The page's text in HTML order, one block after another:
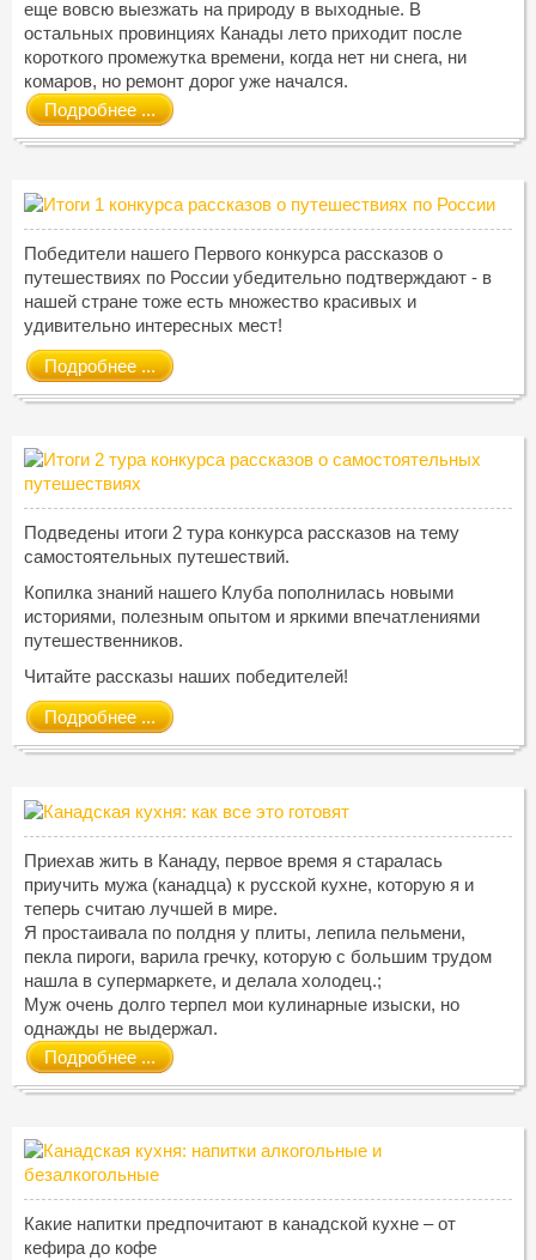
еще вовсю выезжать на природу в выходные. В
остальных провинциях Канады лето приходит после
короткого промежутка времени, когда нет ни снега, ни
комаров, но ремонт дорог уже начался.
Подробнее ...
Победители нашего Первого конкурса рассказов о
путешествиях по России убедительно подтверждают - в
нашей стране тоже есть множество красивых и
удивительно интересных мест!
Подробнее ...
Подведены итоги 2 тура конкурса рассказов на тему
самостоятельных путешествий.
Копилка знаний нашего Клуба пополнилась новыми
историями, полезным опытом и яркими впечатлениями
путешественников.
Читайте рассказы наших победителей!
Подробнее ...
Приехав жить в Канаду, первое время я старалась
приучить мужа (канадца) к русской кухне, которую я и
теперь считаю лучшей в мире.
Я простаивала по полдня у плиты, лепила пельмени,
пекла пироги, варила гречку, которую с большим трудом
нашла в супермаркете, и делала холодец.;
Муж очень долго терпел мои кулинарные изыски, но
однажды не выдержал.
Подробнее ...
Какие напитки предпочитают в канадской кухне – от
кефира до кофе